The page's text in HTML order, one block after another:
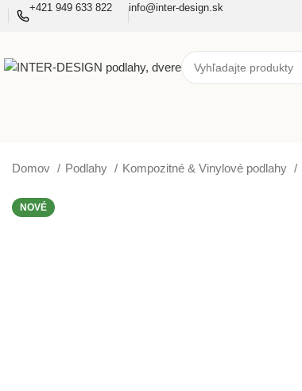
+421 949 633 822 info@inter-design.sk
Domov Podlahy Kompozitné & Vinylové podlahy
NOVÉ